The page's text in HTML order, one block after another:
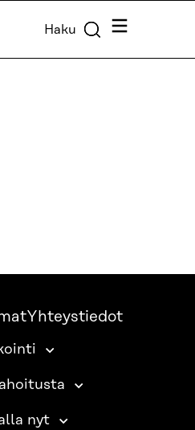
Haku Valikko
Yhteystiedot
nyt